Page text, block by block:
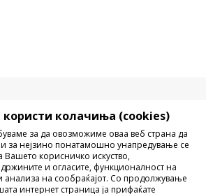
користи колачиња (cookies)
за да овозможиме оваа веб страна да
за нејзино понатамошно унапредување се
корисничко искуство,
и огласите, функционалност на
анализа на сообраќајот. Со продолжување
интернет страница ја прифаќате